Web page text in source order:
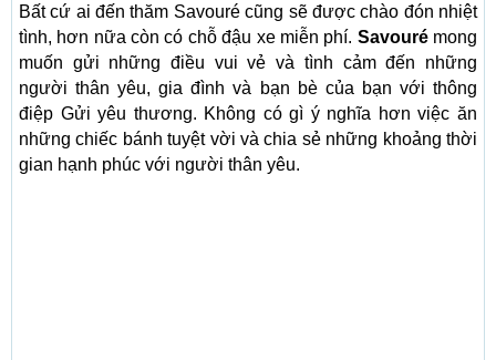
Bất cứ ai đến thăm Savouré cũng sẽ được chào đón nhiệt
tình, hơn nữa còn có chỗ đậu xe miễn phí. Savourémong
muốn gửi những điều vui vẻ và tình cảm đến những
người thân yêu, gia đình và bạn bè của bạn với thông
điệp Gửi yêu thương. Không có gì ý nghĩa hơn việc ăn
những chiếc bánh tuyệt vời và chia sẻ những khoảng thời
gian hạnh phúc với người thân yêu.